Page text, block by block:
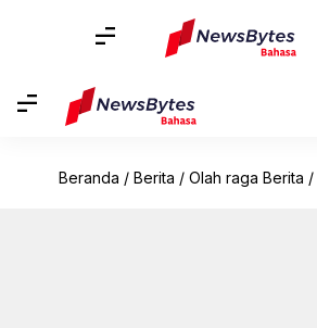
Beranda / Berita / Olah raga Berita /